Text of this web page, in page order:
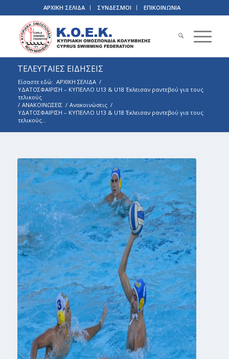
ΑΡΧΙΚΗ ΣΕΛΙΔΑ ΣΥΝΔΕΣΜΟΙ ΕΠΙΚΟΙΝΩΝΙΑ
ΤΕΛΕΥΤΑΙΕΣ ΕΙΔΗΣΕΙΣ
Είσαστε εδώ: ΑΡΧΙΚΗ ΣΕΛΙΔΑ /
ΥΔΑΤΟΣΦΑΙΡΙΣΗ – ΚΥΠΕΛΛΟ U13 & U18 Έκλεισαν ραντεβού για τους
τελικούς
/ ΑΝΑΚΟΙΝΩΣΕΙΣ / Ανακοινώσεις /
ΥΔΑΤΟΣΦΑΙΡΙΣΗ – ΚΥΠΕΛΛΟ U13 & U18 Έκλεισαν ραντεβού για τους
τελικούς...